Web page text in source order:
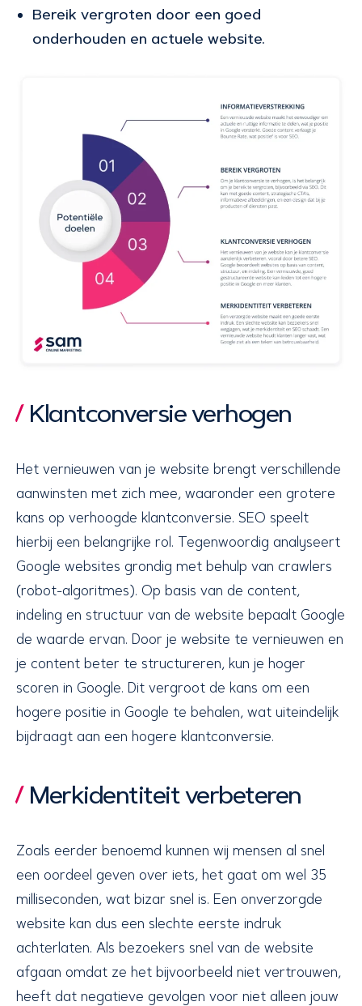
Bereik vergroten door een goed
onderhouden en actuele website.
Klantconversie verhogen
Het vernieuwen van je website brengt verschillende
aanwinsten met zich mee, waaronder een grotere
kans op verhoogde klantconversie. SEO speelt
hierbij een belangrijke rol. Tegenwoordig analyseert
Google websites grondig met behulp van crawlers
(robot-algoritmes). Op basis van de content,
indeling en structuur van de website bepaalt Google
de waarde ervan. Door je website te vernieuwen en
je content beter te structureren, kun je hoger
scoren in Google. Dit vergroot de kans om een
hogere positie in Google te behalen, wat uiteindelijk
bijdraagt aan een hogere klantconversie.
Merkidentiteit verbeteren
Zoals eerder benoemd kunnen wij mensen al snel
een oordeel geven over iets, het gaat om wel 35
milliseconden, wat bizar snel is. Een onverzorgde
website kan dus een slechte eerste indruk
achterlaten. Als bezoekers snel van de website
afgaan omdat ze het bijvoorbeeld niet vertrouwen,
heeft dat negatieve gevolgen voor niet alleen jouw